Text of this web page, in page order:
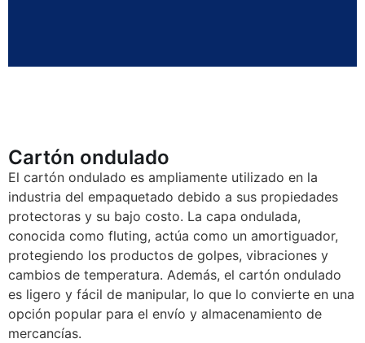
Cartón ondulado
El cartón ondulado es ampliamente utilizado en la
industria del empaquetado debido a sus propiedades
protectoras y su bajo costo. La capa ondulada,
conocida como fluting, actúa como un amortiguador,
protegiendo los productos de golpes, vibraciones y
cambios de temperatura. Además, el cartón ondulado
es ligero y fácil de manipular, lo que lo convierte en una
opción popular para el envío y almacenamiento de
mercancías.